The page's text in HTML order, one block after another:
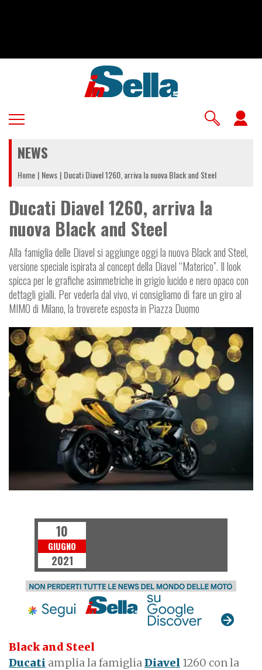
NEWS
Home News Ducati Diavel 1260, arriva la nuova Black and Steel
Ducati Diavel 1260, arriva la
nuova Black and Steel
Alla famiglia delle Diavel si aggiunge oggi la nuova Black and Steel,
versione speciale ispirata al concept della Diavel “Materico”. Il look
spicca per le grafiche asimmetriche in grigio lucido e nero opaco con
dettagli gialli. Per vederla dal vivo, vi consigliamo di fare un giro al
MIMO di Milano, la troverete esposta in Piazza Duomo
Black and Steel
Ducati amplia la famigliaDiavel 1260 con la
10
GIUGNO
2021